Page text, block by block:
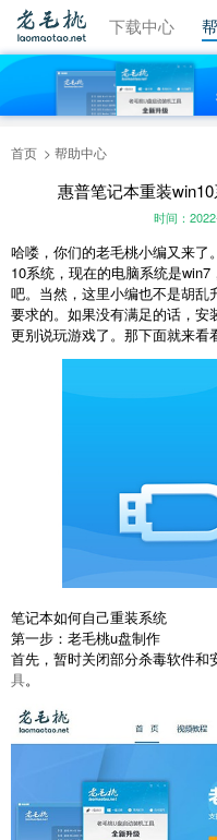
视频教程 下载中心
首页 帮助中心
惠普笔记本重装
时间：
哈喽，你们的老毛桃小编又来
10系统，现在的电脑系统是
吧。当然，这里小编也不是胡乱
要求的。如果没有满足的话，安
更别说玩游戏了。那下面就来看
笔记本如何自己重装系统
第一步：老毛桃u盘制作
首先，暂时关闭部分杀毒软件和
具。